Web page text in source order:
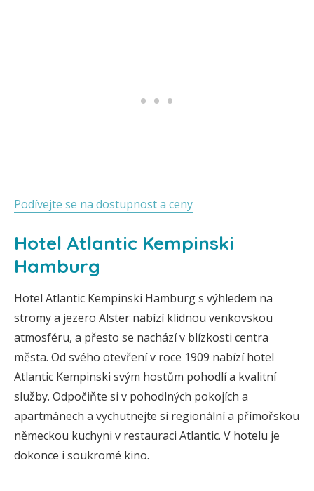
Podívejte se na dostupnost a ceny
Hotel Atlantic Kempinski
Hamburg
Hotel Atlantic Kempinski Hamburg s výhledem na
stromy a jezero Alster nabízí klidnou venkovskou
atmosféru, a přesto se nachází v blízkosti centra
města. Od svého otevření v roce 1909 nabízí hotel
Atlantic Kempinski svým hostům pohodlí a kvalitní
služby. Odpočiňte si v pohodlných pokojích a
apartmánech a vychutnejte si regionální a přímořskou
německou kuchyni v restauraci Atlantic. V hotelu je
dokonce i soukromé kino.